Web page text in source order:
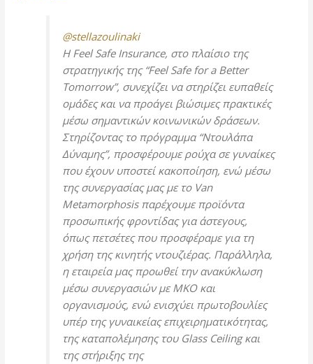
@stellazoulinaki
Η Feel Safe Insurance, στο πλαίσιο της
στρατηγικής της “Feel Safe for a Better
Tomorrow”, συνεχίζει να στηρίζει ευπαθείς
ομάδες και να προάγει βιώσιμες πρακτικές
μέσω σημαντικών κοινωνικών δράσεων.
Στηρίζοντας το πρόγραμμα “Ντουλάπα
Δύναμης”, προσφέρουμε ρούχα σε γυναίκες
που έχουν υποστεί κακοποίηση, ενώ μέσω
της συνεργασίας μας με το Van
Metamorphosis παρέχουμε προϊόντα
προσωπικής φροντίδας για άστεγους,
όπως πετσέτες που προσφέραμε για τη
χρήση της κινητής ντουζιέρας. Παράλληλα,
η εταιρεία μας προωθεί την ανακύκλωση
μέσω συνεργασιών με ΜΚΟ και
οργανισμούς, ενώ ενισχύει πρωτοβουλίες
υπέρ της γυναικείας επιχειρηματικότητας,
της καταπολέμησης του Glass Ceiling και
της στήριξης της